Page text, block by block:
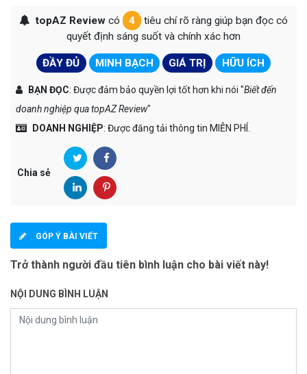
topAZ Reviewcó 4
tiêu chí rõ ràng giúp bạn đọc có
quyết định sáng suốt và chính xác hơn
ĐẦY ĐỦ MINH BẠCH GIÁ TRỊ HỮU ÍCH
BẠN ĐỌC: Được đảm bảo quyền lợi tốt hơn khi nói "Biết đến
doanh nghiệp qua topAZ Review"
DOANH NGHIỆP: Được đăng tải thông tin MIỄN PHÍ.
Chia sẻ
GÓP Ý BÀI VIẾT
Trở thành người đầu tiên bình luận cho bài viết này!
NỘI DUNG BÌNH LUẬN